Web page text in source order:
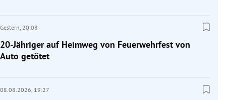
Gestern, 20:08
20-Jähriger auf Heimweg von Feuerwehrfest von
Auto getötet
08.08.2026, 19:27